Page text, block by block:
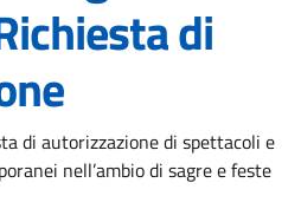
di
di autorizzazione di spettacoli e
nell’ambio di sagre e feste